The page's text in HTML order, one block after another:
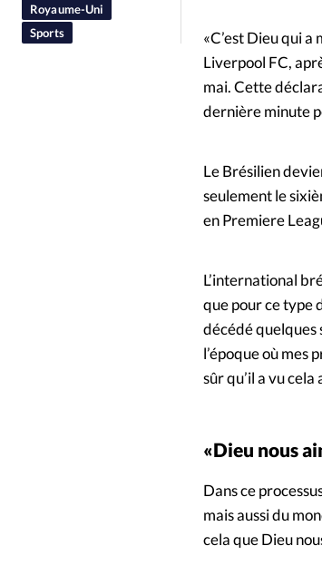
Royaume-Uni
Sports
«C’est Dieu qui
Liverpool FC,
mai. Cette
dernière minute
Le Brésilien
seulement le
en Premiere
L’international
que pour ce type
décédé quelques
l’époque où mes
sûr qu’il a vu cela
«Dieu nous
Dans ce
mais aussi du
cela que Dieu